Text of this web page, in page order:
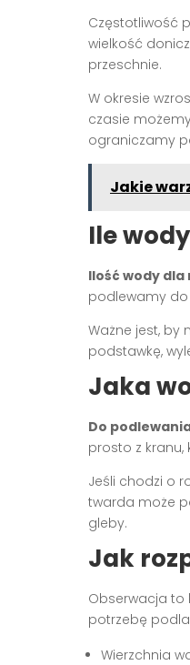
Częstotliwość
wielkość
przeschnie.
W okresie
czasie
ograniczamy
Jakie
Ile
Ilość wody
podlewamy
Ważne jest, by
podstawkę,
Jaka
Do
prosto z
Jeśli chodzi o
twarda może
gleby.
Jak
Obserwacja to
potrzebę
Wierzchnia